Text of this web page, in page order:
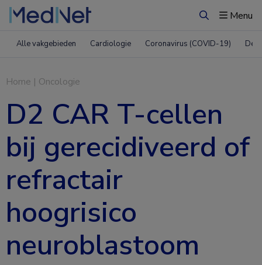
ZoekenMenu
Alle vakgebieden Cardiologie Coronavirus (COVID-19)
Home | Oncologie
D2 CAR T-cellen
bij gerecidiveerd of
refractair
hoogrisico
neuroblastoom